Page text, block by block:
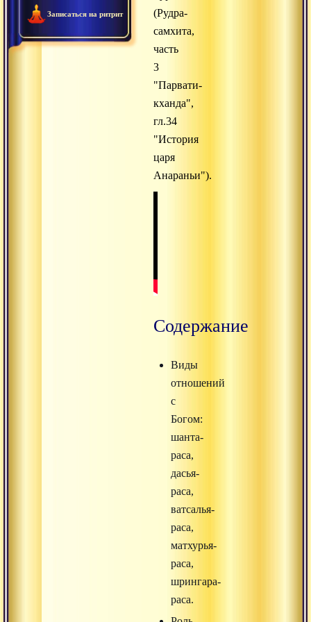
Записаться на ритрит
(Рудра-
самхита,
часть
3
"Парвати-
кханда",
гл.34
"История
царя
Анараньи").
Содержание
Виды
отношений
с
Богом:
шанта-
раса,
дасья-
раса,
ватсалья-
раса,
матхурья-
раса,
шрингара-
раса.